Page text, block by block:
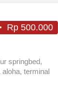
Rp 500.000
springbed,
terminal